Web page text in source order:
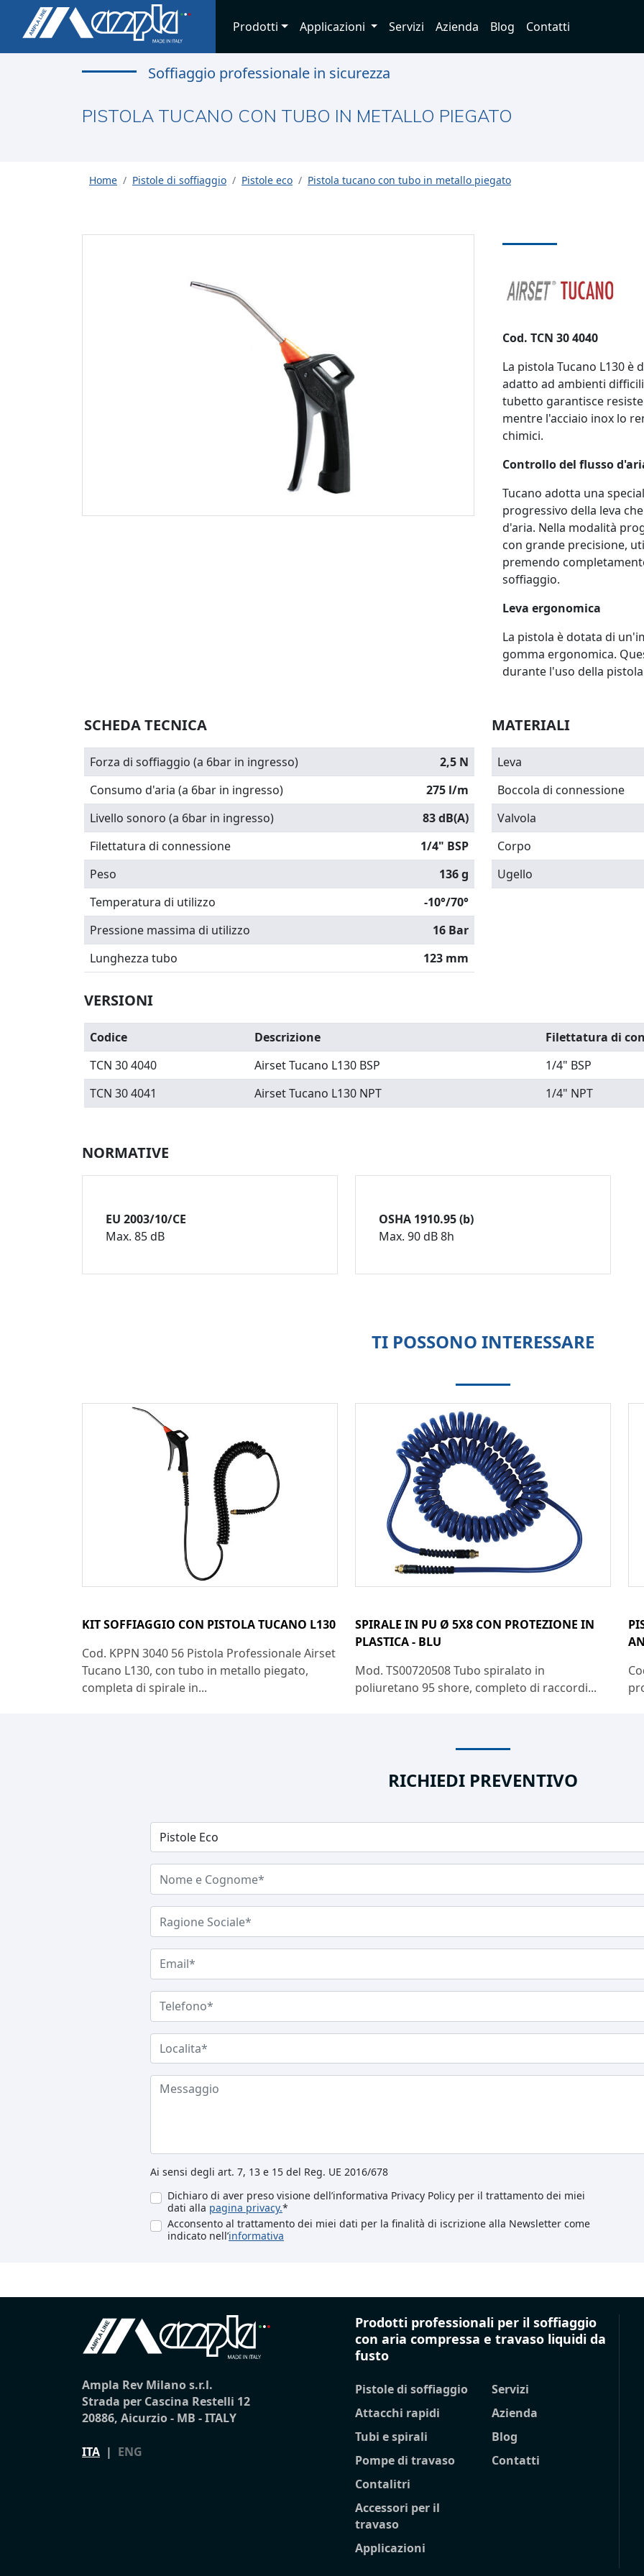
Prodotti Applicazioni Servizi Azienda Blog Contatti
Soffiaggio professionale in sicurezza
PISTOLA TUCANO CON TUBO IN METALLO PIEGATO
Home Pistole di soffiaggio Pistole eco Pistola tucano con tubo in metallo piegato
Cod. TCN 30 4040
La pistola Tucano L130
adatto ad ambienti
tubetto garantisce
mentre l'acciaio inox lo
chimici.
Controllo del flusso
Tucano adotta una
progressivo della leva
d'aria. Nella modalità
con grande precisione,
premendo
soffiaggio.
Leva ergonomica
La pistola è dotata di
gomma ergonomica.
durante l'uso della
SCHEDA TECNICA
Forza di soffiaggio (a 6bar in ingresso)
2,5 N
Consumo d'aria (a 6bar in ingresso)
275 l/m
Livello sonoro (a 6bar in ingresso)
83 dB(A)
Filettatura di connessione
1/4" BSP
Peso
136 g
Temperatura di utilizzo
-10°/70°
Pressione massima di utilizzo
16 Bar
Lunghezza tubo
123 mm
MATERIALI
Leva
Boccola di connessione
Valvola
Corpo
Ugello
VERSIONI
Codice Descrizione
Filettatura di
TCN 30 4040
Airset Tucano L130 BSP
1/4" BSP
TCN 30 4041
Airset Tucano L130 NPT 1/4" NPT
NORMATIVE
EU 2003/10/CE
Max. 85 dB
OSHA 1910.95 (b)
Max. 90 dB 8h
TI POSSONO INTERESSARE
KIT SOFFIAGGIO CON PISTOLA TUCANO L130
Cod. KPPN 3040 56 Pistola Professionale Airset
Tucano L130, con tubo in metallo piegato,
completa di spirale in...
SPIRALE IN PU Ø 5X8 CON PROTEZIONE IN
PLASTICA - BLU
Mod. TS00720508 Tubo spiralato in
poliuretano 95 shore, completo di raccordi...
RICHIEDI PREVENTIVO
Ai sensi degli art. 7, 13 e 15 del Reg. UE 2016/678
Dichiaro di aver preso visione dell’informativa Privacy Policy per il trattamento dei miei
dati alla pagina privacy.*
Acconsento al trattamento dei miei dati per la finalità di iscrizione alla Newsletter come
indicato nell’informativa
Ampla Rev Milano s.r.l.
Strada per Cascina Restelli 12
20886, Aicurzio - MB - ITALY
ITA | ENG
Prodotti professionali per il soffiaggio
con aria compressa e travaso liquidi da
fusto
Pistole di soffiaggio
Attacchi rapidi
Tubi e spirali
Pompe di travaso
Contalitri
Accessori per il
travaso
Applicazioni
Servizi
Azienda
Blog
Contatti